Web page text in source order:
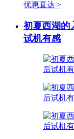
优惠直达 >
初夏西湖的
试机有感